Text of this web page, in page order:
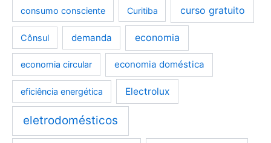
consumo consciente Curitiba curso gratuito
Cônsul demanda economia
economia circular economia doméstica
eficiência energética Electrolux
eletrodomésticos